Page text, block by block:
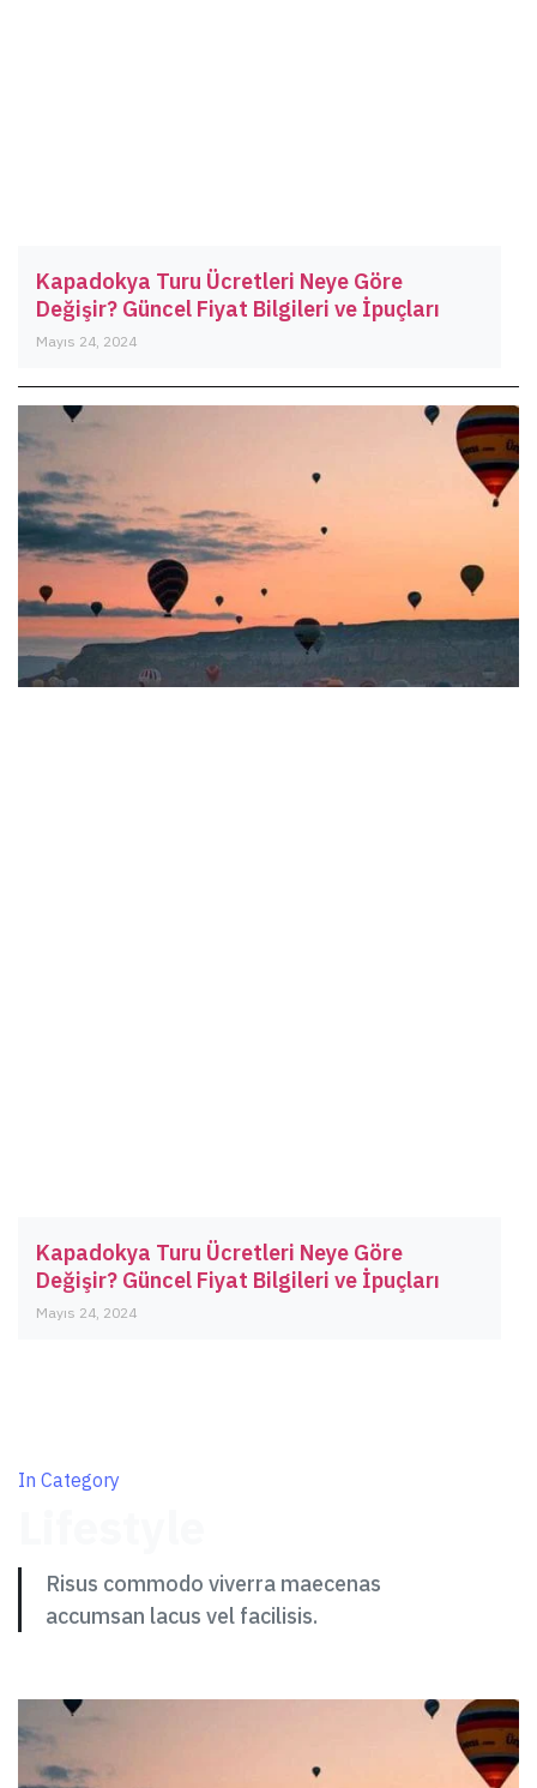
Kapadokya Turu Ücretleri Neye Göre
Değişir? Güncel Fiyat Bilgileri ve İpuçları
Mayıs 24, 2024
Kapadokya Turu Ücretleri Neye Göre
Değişir? Güncel Fiyat Bilgileri ve İpuçları
Mayıs 24, 2024
In Category
Risus commodo viverra maecenas
accumsan lacus vel facilisis.